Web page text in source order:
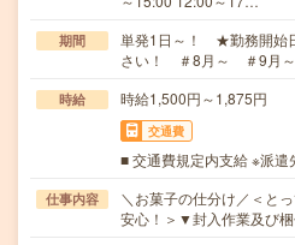
期間
単発1日～！ ★勤務開始
さい！ ＃8月～ ＃9月～
時給 時給1,500円～1,875円
交通費
■ 交通費規定内支給 ※派遣
仕事内容
＼お菓子の仕分け／＜と
安心！＞▼封入作業及び